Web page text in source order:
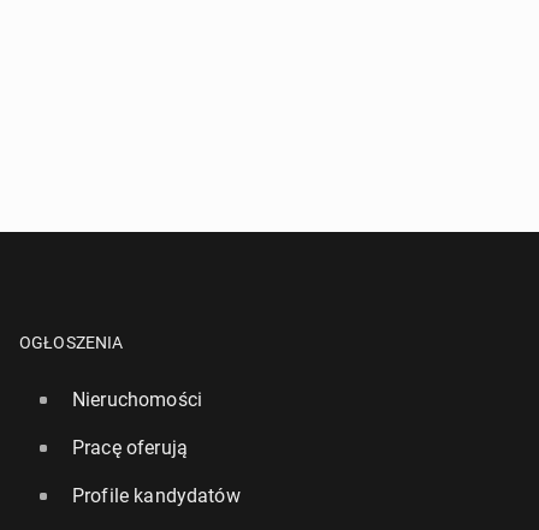
OGŁOSZENIA
Nieruchomości
Pracę oferują
Profile kandydatów